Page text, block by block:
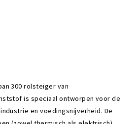
300 rolsteiger van
is speciaal ontworpen voor de
en voedingsnijverheid. De